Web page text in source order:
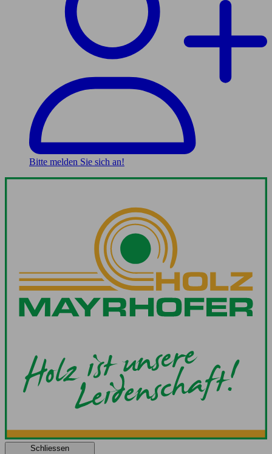
Bitte melden Sie sich an!
Schliessen